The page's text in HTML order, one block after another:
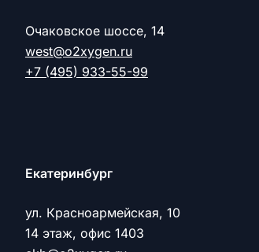
Очаковское шоссе, 14
west@o2xygen.ru
+7 (495) 933-55-99
Екатеринбург
ул. Красноармейская, 10
14 этаж, офис 1403